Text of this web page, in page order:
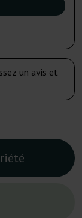
un avis et